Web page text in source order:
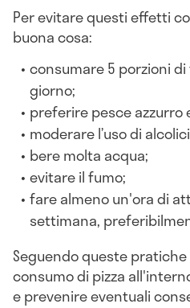
Per evitare questi effetti
buona cosa:
consumare 5 porzioni
giorno;
preferire pesce azzurro
moderare l’uso di
bere molta acqua;
evitare il fumo;
fare almeno un'ora di
settimana,
Seguendo queste
consumo di pizza
e prevenire eventuali